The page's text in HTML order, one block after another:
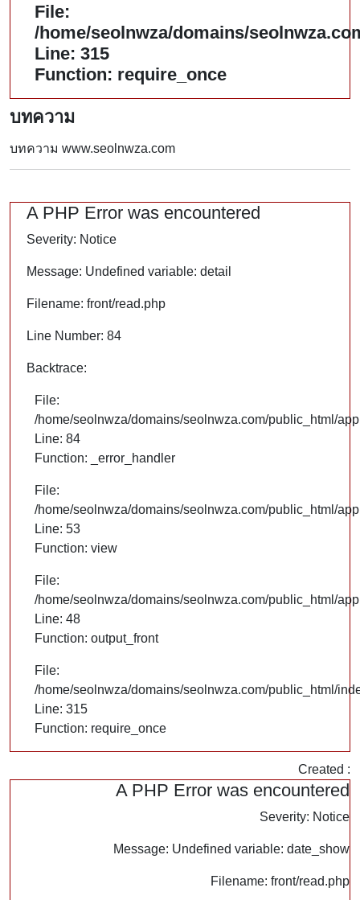
File:
/home/seolnwza/domains/
Line: 315
Function: require_once
บทความ
บทความ www.seolnwza.com
A PHP Error was encountered
Severity: Notice
Message: Undefined variable: detail
Filename: front/read.php
Line Number: 84
Backtrace:
File:
/home/seolnwza/domains/seolnwza.com/public_html/
Line: 84
Function: _error_handler
File:
/home/seolnwza/domains/seolnwza.com/public_html/
Line: 53
Function: view
File:
/home/seolnwza/domains/seolnwza.com/public_html/
Line: 48
Function: output_front
File:
/home/seolnwza/domains/seolnwza.com/public_html/
Line: 315
Function: require_once
Created :
A PHP Error was encountered
Severity: Notice
Message: Undefined variable: date_show
Filename: front/read.php